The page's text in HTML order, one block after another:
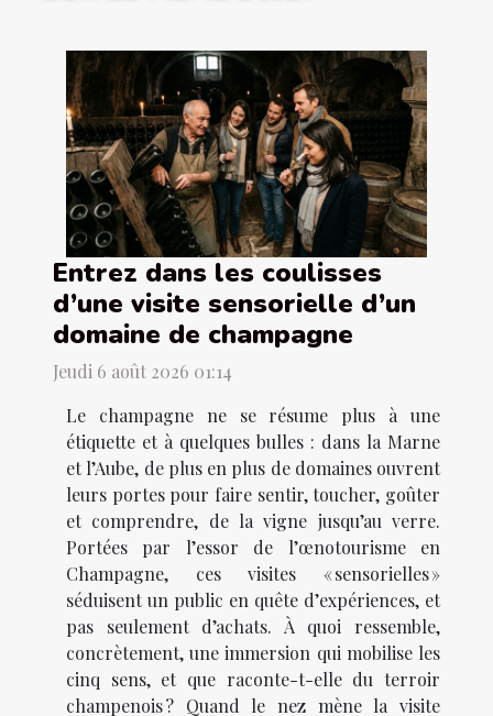
Entrez dans les coulisses
d’une visite sensorielle d’un
domaine de champagne
Jeudi 6 août 2026 01:14
Le champagne ne se résume plus à une
étiquette et à quelques bulles : dans la Marne
et l’Aube, de plus en plus de domaines ouvrent
leurs portes pour faire sentir, toucher, goûter
et comprendre, de la vigne jusqu’au verre.
Portées par l’essor de l’œnotourisme en
Champagne, ces visites « sensorielles »
séduisent un public en quête d’expériences, et
pas seulement d’achats. À quoi ressemble,
concrètement, une immersion qui mobilise les
cinq sens, et que raconte-t-elle du terroir
champenois ? Quand le nez mène la visite